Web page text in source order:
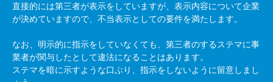
直接的には第三者が表示をしていますが、表示内容について企業
が決めていますので、不当表示としての要件を満たします。
なお、明示的に指示をしていなくても、第三者のするステマに事
業者が関与したとして違法になることはあります。
ステマを暗に示すような口ぶり、指示をしないように留意しまし